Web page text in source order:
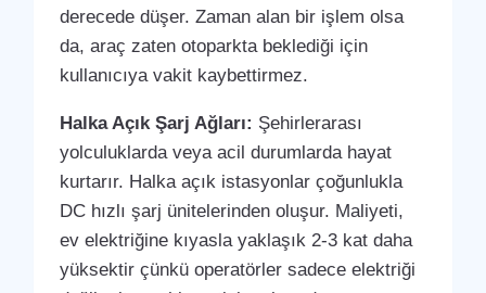
derecede düşer. Zaman alan bir işlem olsa
da, araç zaten otoparkta beklediği için
kullanıcıya vakit kaybettirmez.
Halka Açık Şarj Ağları: Şehirlerarası
yolculuklarda veya acil durumlarda hayat
kurtarır. Halka açık istasyonlar çoğunlukla
DC hızlı şarj ünitelerinden oluşur. Maliyeti,
ev elektriğine kıyasla yaklaşık 2-3 kat daha
yüksektir çünkü operatörler sadece elektriği